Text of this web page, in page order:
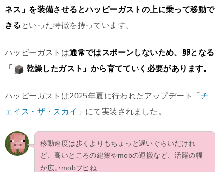
ネス」を装備させるとハッピーガストの上に乗って移動で
きる といった特徴を持っています。
ハッピーガストは通常ではスポーンしないため、卵となる
「
乾燥したガスト」から育てていく必要があります。
ハッピーガストは2025年夏に行われたアップデート「チ
ェイス・ザ・スカイ 」にて実装されました。
移動速度は歩くよりもちょっと遅いぐらいだけれ
ど、高いところの建築やmobの運搬など、活躍の幅
が広いmobブヒね